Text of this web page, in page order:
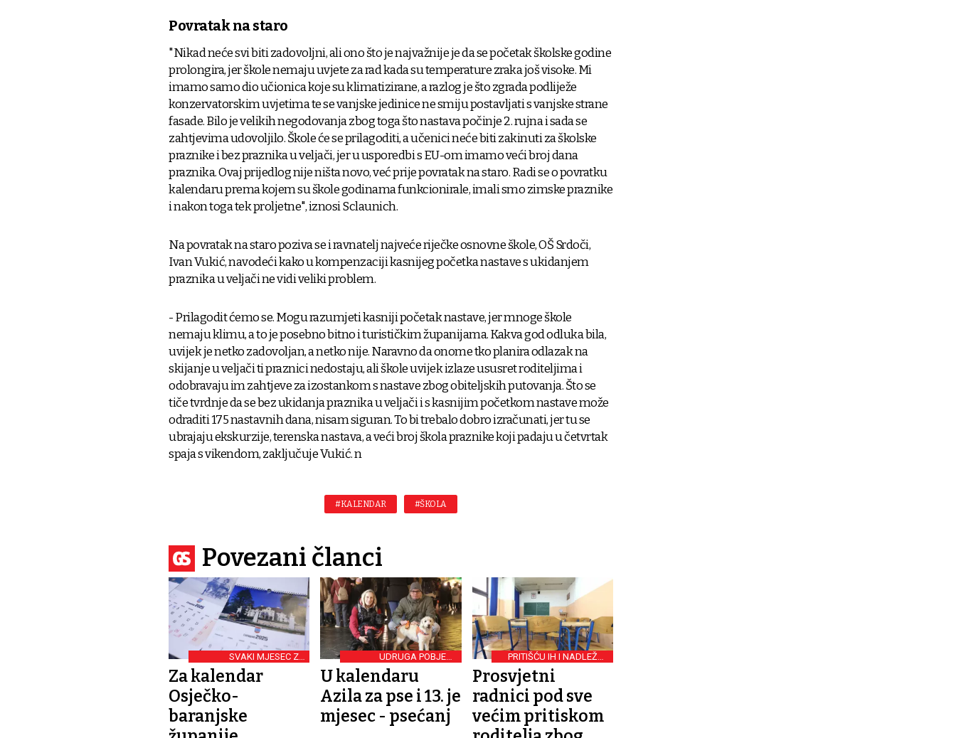
Povratak na staro
"Nikad neće svi biti zadovoljni, ali ono što je najvažnije je da se početak školske godine
prolongira, jer škole nemaju uvjete za rad kada su temperature zraka još visoke. Mi
imamo samo dio učionica koje su klimatizirane, a razlog je što zgrada podliježe
konzervatorskim uvjetima te se vanjske jedinice ne smiju postavljati s vanjske strane
fasade. Bilo je velikih negodovanja zbog toga što nastava počinje 2. rujna i sada se
zahtjevima udovoljilo. Škole će se prilagoditi, a učenici neće biti zakinuti za školske
praznike i bez praznika u veljači, jer u usporedbi s EU-om imamo veći broj dana
praznika. Ovaj prijedlog nije ništa novo, već prije povratak na staro. Radi se o povratku
kalendaru prema kojem su škole godinama funkcionirale, imali smo zimske praznike
i nakon toga tek proljetne", iznosi Sclaunich.
Na povratak na staro poziva se i ravnatelj najveće riječke osnovne škole, OŠ Srdoči,
Ivan Vukić, navodeći kako u kompenzaciji kasnijeg početka nastave s ukidanjem
praznika u veljači ne vidi veliki problem.
- Prilagodit ćemo se. Mogu razumjeti kasniji početak nastave, jer mnoge škole
nemaju klimu, a to je posebno bitno i turističkim županijama. Kakva god odluka bila,
uvijek je netko zadovoljan, a netko nije. Naravno da onome tko planira odlazak na
skijanje u veljači ti praznici nedostaju, ali škole uvijek izlaze ususret roditeljima i
odobravaju im zahtjeve za izostankom s nastave zbog obiteljskih putovanja. Što se
tiče tvrdnje da se bez ukidanja praznika u veljači i s kasnijim početkom nastave može
odraditi 175 nastavnih dana, nisam siguran. To bi trebalo dobro izračunati, jer tu se
ubrajaju ekskurzije, terenska nastava, a veći broj škola praznike koji padaju u četvrtak
spaja s vikendom, zaključuje Vukić. n
#KALENDAR #ŠKOLA
Povezani članci
SVAKI MJESEC ZA
JEDNAKO LIJEP PRIZOR
Za kalendar
Osječko-
baranjske
UDRUGA POBJEDE
PREDSTAVILA KALENDAR
U kalendaru
Azila za pse i 13. je
mjesec - psećanj
PRITIŠĆU IH I NADLEŽNE
INSTITUCIJE
Prosvjetni
radnici pod sve
većim pritiskom